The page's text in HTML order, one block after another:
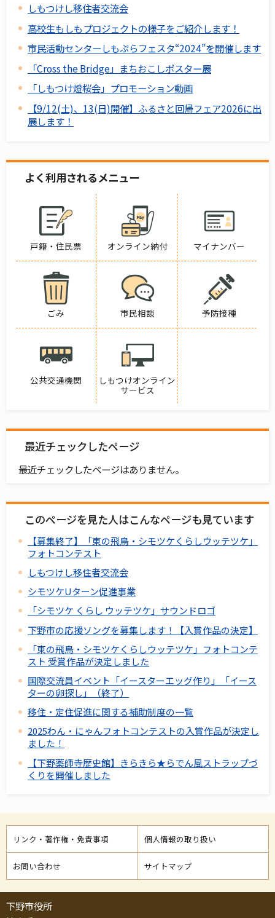
しもつけし移住者交流会
高校生もしもプロジェクトの様子をご紹介します！
市民活動センターしもぷらフェスタ“2024”を開催します
「Cross the Bridge」まちおこしポスター展
「しもつけ燈桜会」プロモーション動画
【9/12(土)、13(日)開催】ふるさと回帰フェア2026に出
展します！
よく利用されるメニュー
戸籍・住民票 オンライン納付 マイナンバー
ごみ 市民相談 予防接種
公共交通機関
しもつけオンライン
サービス
最近チェックしたページ
最近チェックしたページはありません。
このページを見た人はこんなページも見ています
【募集終了】「東の飛鳥・シモツケくらしウッテツケ」
フォトコンテスト
しもつけし移住者交流会
シモツケUターン促進事業
「シモツケ くらし ウッテツケ」サウンドロゴ
下野市の応援ソングを募集します！【入賞作品の決定】
「東の飛鳥・シモツケくらしウッテツケ」フォトコンテ
スト 受賞作品が決定しました
国際交流員イベント「イースターエッグ作り」「イース
ターの卵探し」（終了）
移住・定住促進に関する補助制度の一覧
2025わん・にゃんフォトコンテストの入賞作品が決定し
ました！
【下野薬師寺歴史館】きらきら★らでん風ストラップづ
くりを開催しました
リンク・著作権・免責事項 個人情報の取り扱い
お問い合わせ サイトマップ
下野市役所